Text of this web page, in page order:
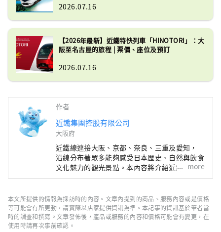
2026.07.16
【2026年最新】近鐵特快列車「HINOTORI」：大
阪至名古屋的旅程 | 票價、座位及預訂
2026.07.16
作者
近鐵集團控股有限公司
大阪府
近鐵線連接大阪、京都、奈良、三重及愛知，
沿線分布著眾多能夠感受日本歷史、自然與飲食
文化魅力的觀光景點。本內容將介紹近鐵沿線的
精選觀光景點，並提供推薦餐廳與飯店資訊，
來更多便利與靈感。封面照片為三重縣的英虞
灣。 這裡被譽為珍珠的故鄉，大小島嶼交織出
的寧靜海灣景色令人心曠神怡，非常推薦搭乘遊
船，悠閒地感受這片溫柔的海上風光。
more
本文所提供的情報為採訪時的內容。文章內提到的商品、服務內容或是價格
等可能會有所更動，請實際以店家提供資訊為準。本記事的資訊基於筆者當
時的調查和撰寫。文章發佈後，產品或服務的內容和價格可能會有變更，在
使用時請再次事前確認。